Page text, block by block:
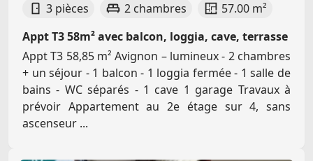
3 pièces 2 chambres
57.00 m²
Appt T3 58m² avec balcon, loggia, cave, terrasse
Appt T3 58,85 m² Avignon – lumineux - 2 chambres
+ un séjour - 1 balcon - 1 loggia fermée - 1 salle de
bains - WC séparés - 1 cave 1 garage Travaux à
prévoir Appartement au 2e étage sur 4, sans
ascenseur ...